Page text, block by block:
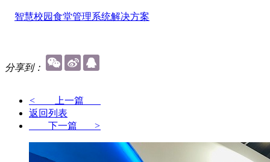
智慧校园食堂管理系统解决方案
分享到：
< 上一篇
返回列表
下一篇 >